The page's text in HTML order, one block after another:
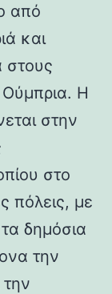
από
και
στους
Η
στην
στο
πόλεις, με
δημόσια
την